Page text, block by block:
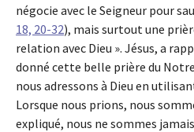
négocie avec le Seigneur pour
18, 20-32), mais surtout une
relation avec Dieu ». Jésus, a
donné cette belle prière du
nous adressons à Dieu en
Lorsque nous prions, nous
expliqué, nous ne sommes